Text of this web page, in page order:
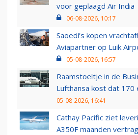
voor geplaagd Air India
06-08-2026, 10:17
Saoedi’s kopen
Aviapartner op Luik
05-08-2026, 16:57
Raamstoeltje in de
Lufthansa kost dat 170
05-08-2026, 16:41
Cathay Pacific ziet
A350F maanden